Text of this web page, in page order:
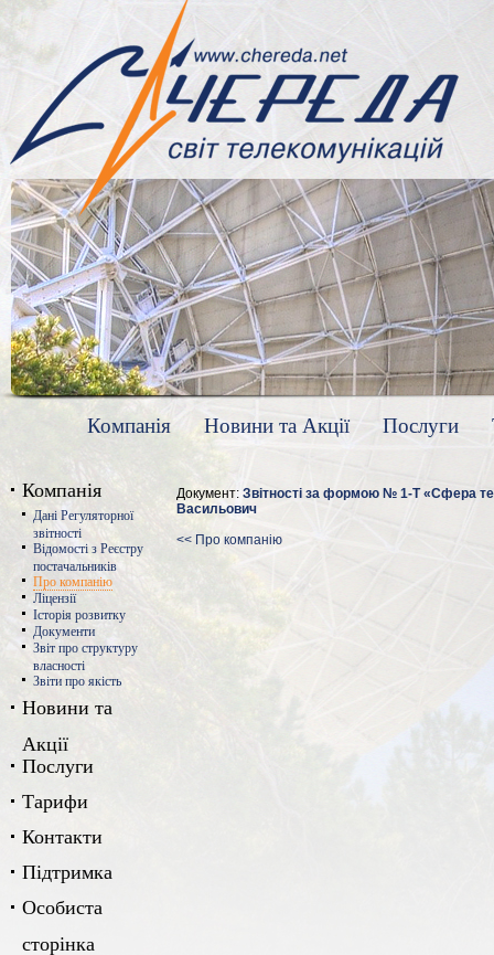
Компанія Новини та Акції Послуги
Компанія
Дані Регуляторної
звітності
Відомості з Реєстру
постачальників
Про компанію
Ліцензії
Історія розвитку
Документи
Звіт про структуру
власності
Звіти про якість
Новини та
Акції
Послуги
Тарифи
Контакти
Підтримка
Особиста
сторінка
Документ: Звітності за формою № 1-Т «Сфера
Васильович
<< Про компанію